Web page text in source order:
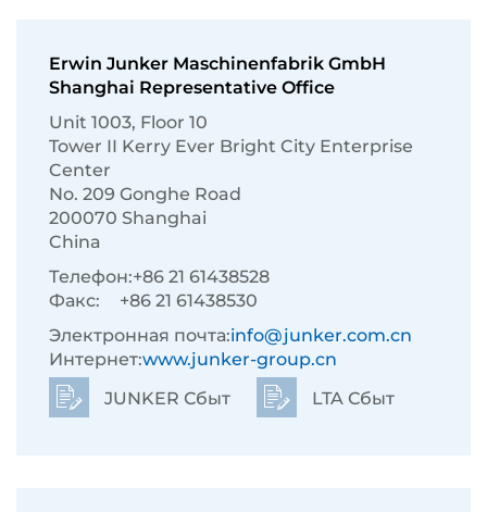
Erwin Junker Maschinenfabrik GmbH
Shanghai Representative Office
Unit 1003, Floor 10
Tower II Kerry Ever Bright City Enterprise
Center
No. 209 Gonghe Road
200070 Shanghai
China
Телефон:+86 21 61438528
Факс:
+86 21 61438530
Электронная почта:info@junker.com.cn
Интернет:www.junker-group.cn
JUNKER Сбыт
LTA Сбыт